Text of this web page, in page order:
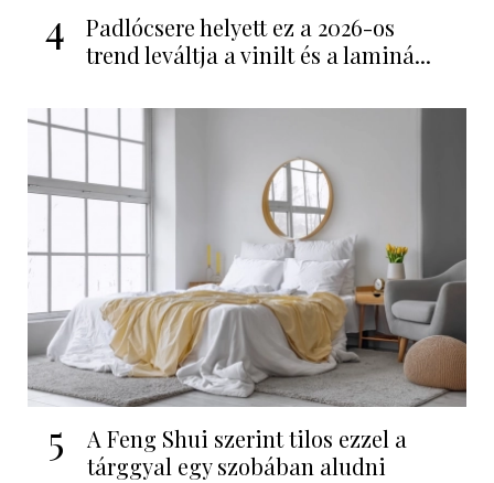
4
Padlócsere helyett ez a 2026-os
trend leváltja a vinilt és a laminá...
5
A Feng Shui szerint tilos ezzel a
tárggyal egy szobában aludni